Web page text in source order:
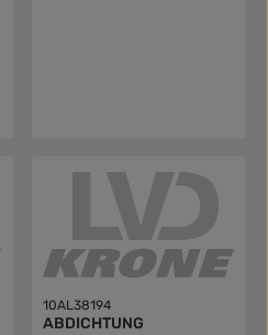
10AL38194
ABDICHTUNG